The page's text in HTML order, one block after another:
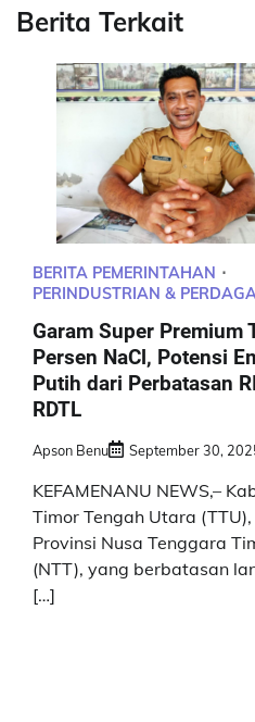
Berita Terkait
BERITA PEMERINTAHAN
PERINDUSTRIAN &
Garam Super Premium
Persen NaCl, Potensi
Putih dari Perbatasan
RDTL
Apson Benu September 30,
KEFAMENANU NEWS,–
Timor Tengah Utara (TTU),
Provinsi Nusa Tenggara
(NTT), yang berbatasan
[…]